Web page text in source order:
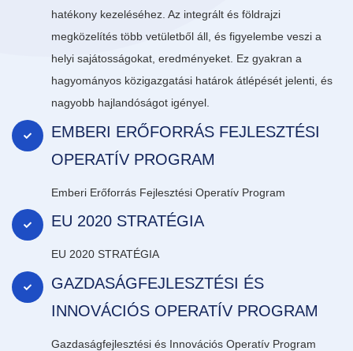
hatékony kezeléséhez. Az integrált és földrajzi
megközelítés több vetületből áll, és figyelembe veszi a
helyi sajátosságokat, eredményeket. Ez gyakran a
hagyományos közigazgatási határok átlépését jelenti, és
nagyobb hajlandóságot igényel.
EMBERI ERŐFORRÁS FEJLESZTÉSI
OPERATÍV PROGRAM
Emberi Erőforrás Fejlesztési Operatív Program
EU 2020 STRATÉGIA
EU 2020 STRATÉGIA
GAZDASÁGFEJLESZTÉSI ÉS
INNOVÁCIÓS OPERATÍV PROGRAM
Gazdaságfejlesztési és Innovációs Operatív Program